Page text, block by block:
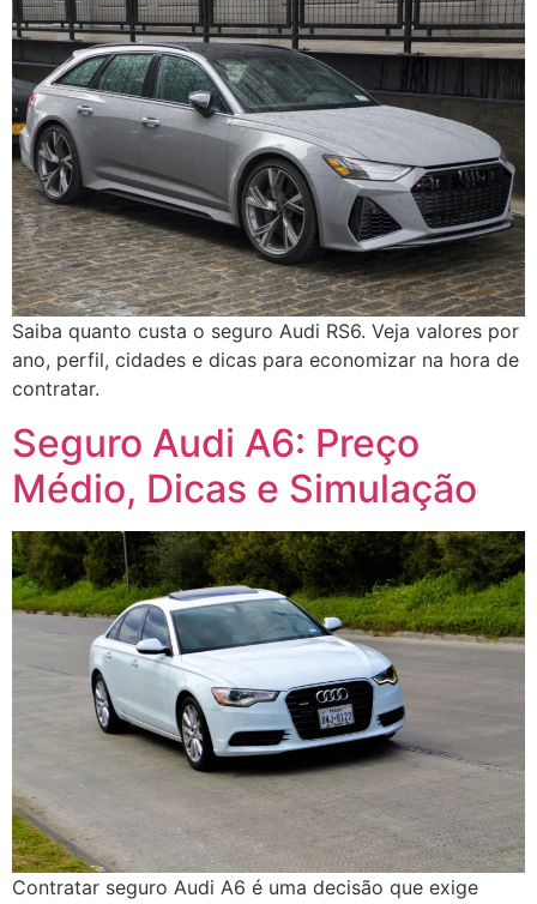
Saiba quanto custa o seguro Audi RS6. Veja valores por
ano, perfil, cidades e dicas para economizar na hora de
contratar.
Seguro Audi A6: Preço
Médio, Dicas e Simulação
Contratar seguro Audi A6 é uma decisão que exige